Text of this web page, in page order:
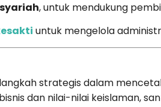
, untuk mendukung
untuk mengelola
strategis dalam
dan nilai-nilai keislaman,